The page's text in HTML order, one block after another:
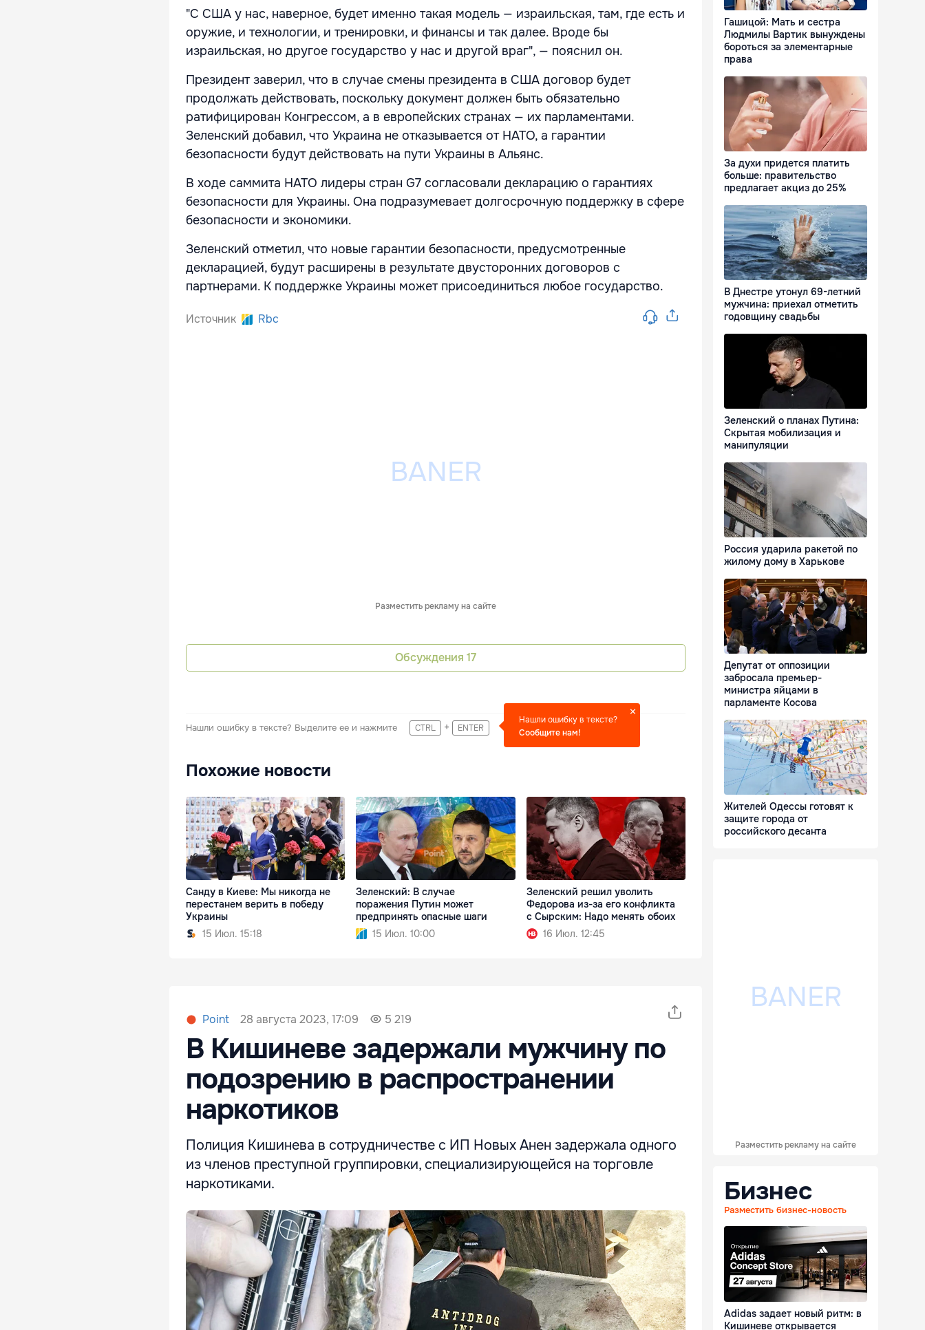
"С США у нас, наверное, будет именно такая модель — израильская, там, где есть и
оружие, и технологии, и тренировки, и финансы и так далее. Вроде бы
израильская, но другое государство у нас и другой враг", — пояснил он.
Президент заверил, что в случае смены президента в США договор будет
продолжать действовать, поскольку документ должен быть обязательно
ратифицирован Конгрессом, а в европейских странах — их парламентами.
Зеленский добавил, что Украина не отказывается от НАТО, а гарантии
безопасности будут действовать на пути Украины в Альянс.
В ходе саммита НАТО лидеры стран G7 согласовали декларацию о гарантиях
безопасности для Украины. Она подразумевает долгосрочную поддержку в сфере
безопасности и экономики.
Зеленский отметил, что новые гарантии безопасности, предусмотренные
декларацией, будут расширены в результате двусторонних договоров с
партнерами. К поддержке Украины может присоединиться любое государство.
Источник Rbc
Разместить рекламу на сайте
Обсуждения 17
Нашли ошибку в тексте? Выделите ее и нажмите CTRL + ENTER
Нашли ошибку в тексте?
Сообщите нам!
Похожие новости
Санду в Киеве: Мы никогда не
перестанем верить в победу
Украины
15 Июл. 15:18
Зеленский: В случае
поражения Путин может
предпринять опасные шаги
15 Июл. 10:00
Зеленский решил уволить
Федорова из-за его конфликта
с Сырским: Надо менять обоих
16 Июл. 12:45
Point 28 августа 2023, 17:09 5 219
В Кишиневе задержали мужчину по
подозрению в распространении
наркотиков
Полиция Кишинева в сотрудничестве с ИП Новых Анен задержала одного
из членов преступной группировки, специализирующейся на торговле
наркотиками.
Гашицой: Мать и сестра
Людмилы Вартик вынуждены
бороться за элементарные
права
За духи придется платить
больше: правительство
предлагает акциз до 25%
В Днестре утонул 69-летний
мужчина: приехал отметить
годовщину свадьбы
Зеленский о планах Путина:
Скрытая мобилизация и
манипуляции
Россия ударила ракетой по
жилому дому в Харькове
Депутат от оппозиции
забросала премьер-
министра яйцами в
парламенте Косова
Жителей Одессы готовят к
защите города от
российского десанта
Разместить рекламу на сайте
Бизнес
Разместить бизнес-новость
Adidas задает новый ритм: в
Кишиневе открывается